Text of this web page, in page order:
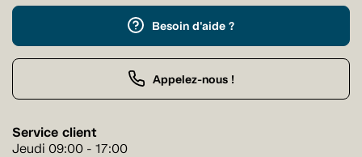
Besoin d'aide ?
Appelez-nous !
Service client
Jeudi 09:00 - 17:00